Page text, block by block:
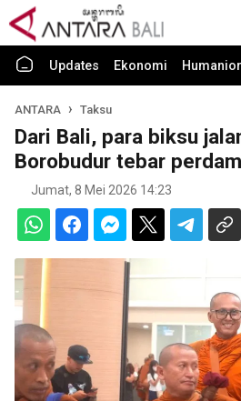
Updates Ekonomi
ANTARA Taksu
Dari Bali, para biksu
Borobudur tebar
Jumat, 8 Mei 2026 14:23